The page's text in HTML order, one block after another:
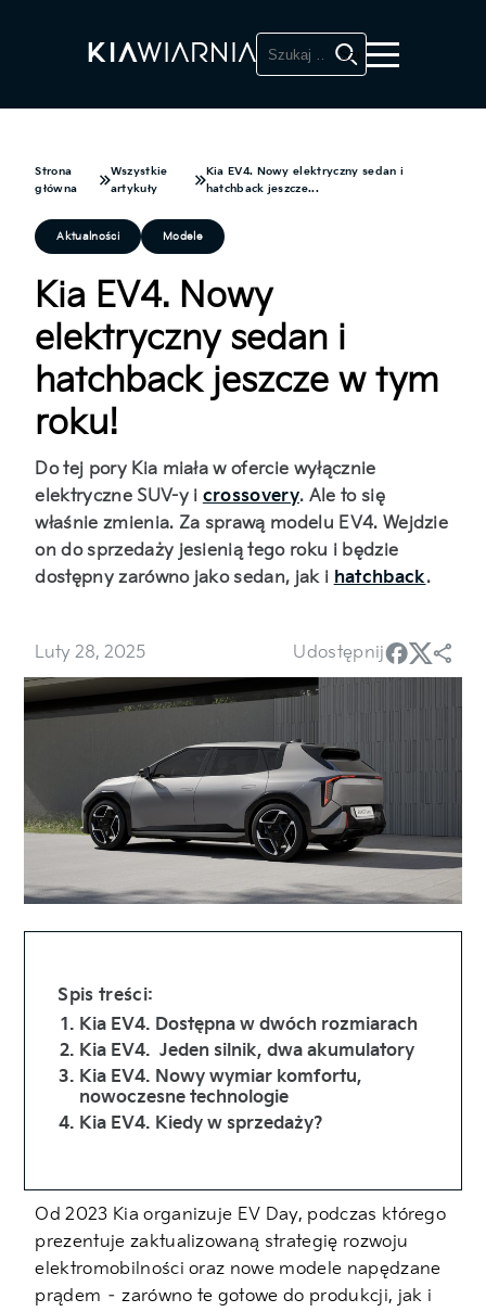
Szukaj:
Strona
główna
Wszystkie
artykuły
Kia EV4. Nowy elektryczny sedan i
hatchback jeszcze...
Aktualności Modele
Kia EV4. Nowy
elektryczny sedan i
hatchback jeszcze w tym
roku!
Do tej pory Kia miała w ofercie wyłącznie
elektryczne SUV-y i crossovery. Ale to się
właśnie zmienia. Za sprawą modelu EV4. Wejdzie
on do sprzedaży jesienią tego roku i będzie
dostępny zarówno jako sedan, jak i hatchback.
Luty 28, 2025 Udostępnij
Spis treści:
Kia EV4. Dostępna w dwóch rozmiarach
Kia EV4. Jeden silnik, dwa akumulatory
Kia EV4. Nowy wymiar komfortu,
nowoczesne technologie
Kia EV4. Kiedy w sprzedaży?
Od 2023 Kia organizuje EV Day, podczas którego
prezentuje zaktualizowaną strategię rozwoju
elektromobilności oraz nowe modele napędzane
prądem – zarówno te gotowe do produkcji, jak i